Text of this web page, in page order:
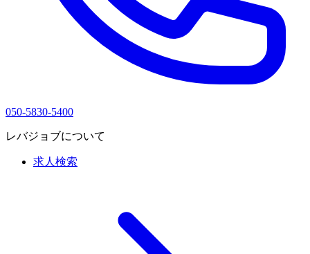
050-5830-5400
レバジョブについて
求人検索